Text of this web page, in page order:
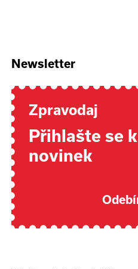
Newsletter
Zpravodaj
Přihlašte se
novinek